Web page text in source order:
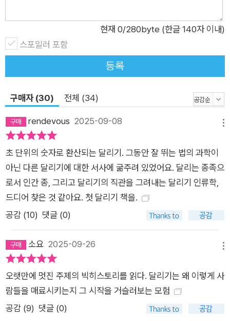
화를 심도 있게 탐구하며 러닝과 인간에 대한 매우 훌륭한 책을
써냈다.
현재 0/280byte (한글 140자 이내)
스포일러 포함
등록
구매자 (30) 전체 (34)
rendevous 2025-09-08
초 단위의 숫자로 환산되는 달리기. 그동안 잘 뛰는 법의 과학이
아닌 다른 달리기에 대한 서사에 굶주려 있었어요. 달리는 종족으
로서 인간 종, 그리고 달리기의 직관을 그려내는 달리기 인류학,
드디어 찾은 것 같아요. 첫 달리기 책을.
공감 (10) 댓글 (0)
소요 2025-09-26
오랫만에 멋진 주제의 빅히스토리를 읽다. 달리기는 왜 이렇게 사
람들을 매료시키는지 그 시작을 거슬러보는 모험
공감 (9) 댓글 (0)